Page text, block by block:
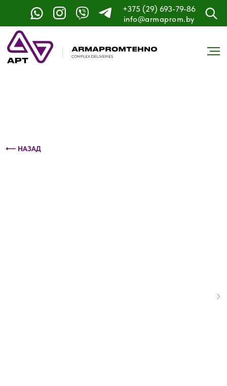
+375 (29) 693-79-86
info@armaprom.by
Контактный телефон: +375 (29) 693-79-86
⟵ НАЗАД